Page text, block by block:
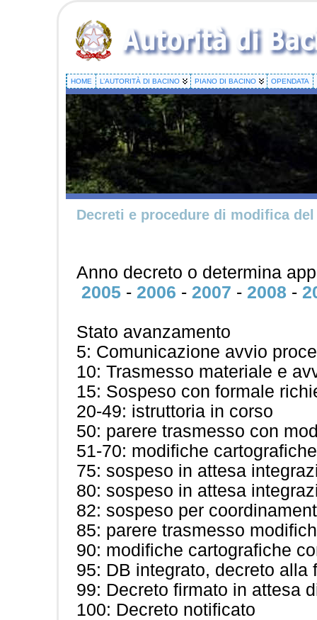
HOME L’AUTORITÀ DI BACINO PIANO DI BACINO OPENDATA
Decreti e procedure di modifica
Anno decreto o determina
2005 - 2006 - 2007 - 2008 -
Stato avanzamento
5: Comunicazione avvio
10: Trasmesso materiale e
15: Sospeso con formale
20-49: istruttoria in corso
50: parere trasmesso con
51-70: modifiche
75: sospeso in attesa
80: sospeso in attesa
82: sospeso per
85: parere trasmesso
90: modifiche cartografiche
95: DB integrato, decreto alla
99: Decreto firmato in attesa
100: Decreto notificato